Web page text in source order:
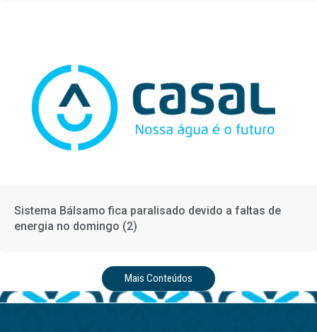
Sistema Bálsamo fica paralisado devido a faltas de
energia no domingo (2)
Mais Conteúdos